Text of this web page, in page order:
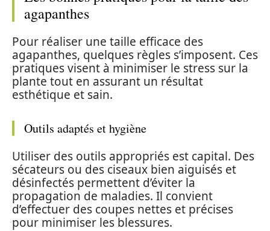
agapanthes
Pour réaliser une taille efficace des
agapanthes, quelques règles s’imposent. Ces
pratiques visent à minimiser le stress sur la
plante tout en assurant un résultat
esthétique et sain.
Outils adaptés et hygiène
Utiliser des outils appropriés est capital. Des
sécateurs ou des ciseaux bien aiguisés et
désinfectés permettent d’éviter la
propagation de maladies. Il convient
d’effectuer des coupes nettes et précises
pour minimiser les blessures.